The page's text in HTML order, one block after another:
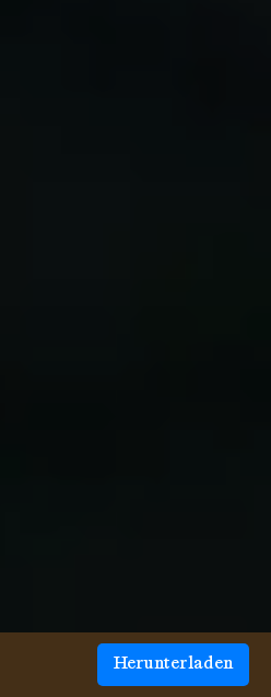
Herunterladen